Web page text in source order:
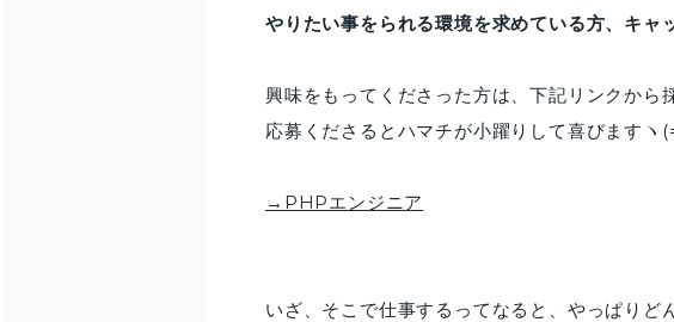
やりたい事をられる環境を求めている方、キャ
興味をもってくださった方は、下記リンクから
応募くださるとハマチが小躍りして喜びます
→PHPエンジニア
いざ、そこで仕事するってなると、やっぱりど